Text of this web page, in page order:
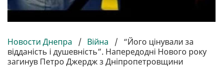
Новости Днепра / Війна / “Його цінували за
відданість і душевність”. Напередодні Нового року
загинув Петро Джердж з Дніпропетровщини